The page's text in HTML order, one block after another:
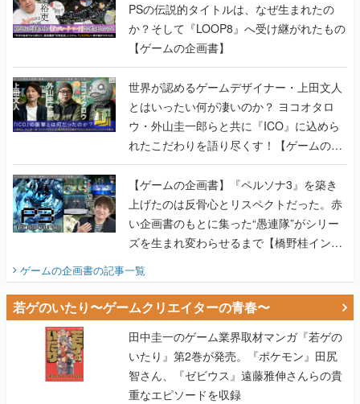
PSの伝説的タイトルは、なぜ生まれたの
か？そして『LOOP8』へ受け継がれたもの
【ゲームの企画書】
世界が認めるゲームデザイナー・上田文人
とはいったい何が凄いのか？ ヨコオタロ
ウ・外山圭一郎らと共に『ICO』に込めら
れたこだわりを語り尽くす！【ゲームの企
画書】
【ゲームの企画書】『ペルソナ3』を築き
上げたのは反骨心とリスペクトだった。赤
い企画書のもとに集った“愚連隊”がシリー
ズを生まれ変わらせるまで【橋野桂インタ
ビュー】
ゲームの企画書の記事一覧
若ゲのいたり〜ゲームクリエイターの青春〜
田中圭一のゲーム業界取材マンガ『若ゲの
いたり』第2巻が発売。『ポケモン』田尻
智さん、『ゼビウス』遠藤雅伸さんらの貴
重なエピソードを収録